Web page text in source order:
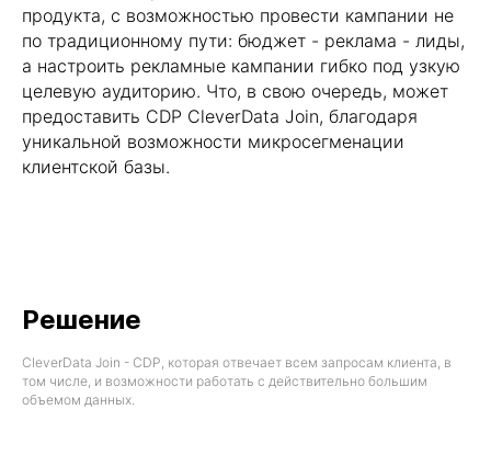
продукта, с возможностью провести кампании не
по традиционному пути: бюджет - реклама - лиды,
а настроить рекламные кампании гибко под узкую
целевую аудиторию. Что, в свою очередь, может
предоставить CDP CleverData Join, благодаря
уникальной возможности микросегменации
клиентской базы.
Решение
CleverData Join - CDP, которая отвечает всем запросам клиента, в
том числе, и возможности работать с действительно большим
объемом данных.